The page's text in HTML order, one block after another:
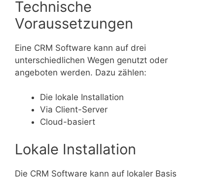
Technische
Voraussetzungen
Eine CRM Software kann auf drei
unterschiedlichen Wegen genutzt oder
angeboten werden. Dazu zählen:
Die lokale Installation
Via Client-Server
Cloud-basiert
Lokale Installation
Die CRM Software kann auf lokaler Basis